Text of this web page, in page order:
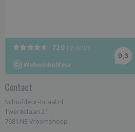
Contact
Schuifdeur-totaal.nl
Twentelaan 21
7681 NE Vroomshoop